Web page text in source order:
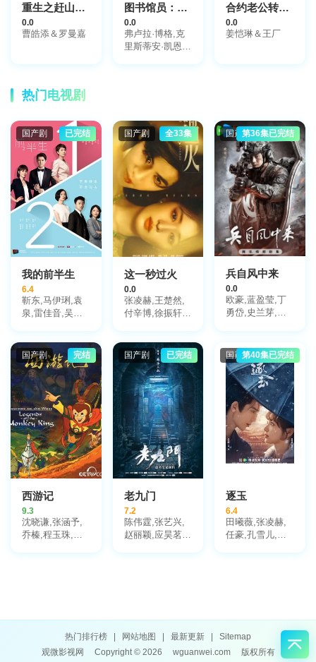
重生之赶山打猎寻宝
0.0
曹皓添＆罗曼嘉
图书馆员：下一章第二季
0.0
弗卢拉·博格,克
里斯蒂安·凯恩,
里斯,卡勒姆·麦
高
恩,Jeremy·Swift
合约老公转正记
0.0
姜恺琳＆王厂
热门电视剧
国产剧 已完结
我的前半生
6.4
靳东,马伊琍,袁
泉,雷佳音,吴越,
婷,张棪琰,孔维,
栾元晖,侯岩松,
魏之皓,王天泽,
郑罗茜,宋允皓,
徐才根,啜妮,任
洛敏,张兰,茹天,
闵天浩,是安,郭
彤彤,陈冠宁,杨
梅,孙语涵,徐晟,
关雪盈,毕涵文,
凌孜,陆玲,程宏,
李宏磊,黄婧,谭
凯,于明加,任东
霖,张衣,黄澜
国产剧 全33集
这一秒过火
0.0
张凌赫,王楚然,
付辛博,徐振轩,
莫愁,毛孩,鹿骐,
苇青,刘令姿,康
可人,陈东阳,黄
博远,斓曦,张弓,
金俊秀,陈欣予
国产剧第36集已完结
兵自风中来
0.0
欧豪,蓝盈莹,丁
勇岱,史兰芽,刘
王春宇,关亚军,
杨舒,吴岳阳,张
进,陈方舟,陈启
杰,周德华,赵长
洲,赵荀,费鲤齐,
夏侯镔,徐洪浩,
傅程鹏,谢心
国产剧 完结
西游记
9.3
沈晓谦,张涵予,
乔榛,程玉珠,刘
庐,曾丹,齐杰,刘
润成,党同义,纪
国产剧 已完结
老九门
7.2
陈伟霆,张艺兴,
赵丽颖,应昊茗,
国产剧第40集已完结
逐玉
6.4
田曦薇,张凌赫,
任豪,孔雪儿,邓
高卿尘,贾妮,金
珈,林沐然,林思
热门排行榜 网站地图 最新更新
Sitemap
观微影视网
Copyright © 2026 wguanwei.com 版权所有